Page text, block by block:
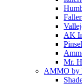
AK
Mr.
AMMO by